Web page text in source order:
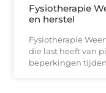
Fysiotherapie
en herstel
Fysiotherapie
die last heeft van
beperkingen